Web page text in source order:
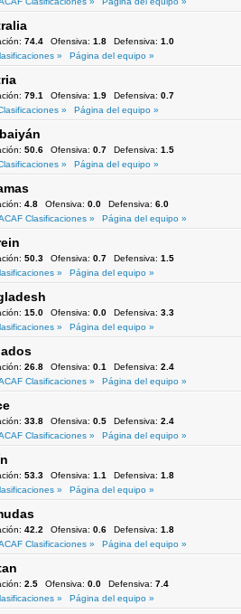
74.4 Ofensiva: 1.8 Defensiva: 1.0
»
Página del equipo »
79.1 Ofensiva: 1.9 Defensiva: 0.7
»
Página del equipo »
50.6 Ofensiva: 0.7 Defensiva: 1.5
»
Página del equipo »
4.8 Ofensiva: 0.0 Defensiva: 6.0
Clasificaciones »
Página del equipo »
50.3 Ofensiva: 0.7 Defensiva: 1.5
»
Página del equipo »
15.0 Ofensiva: 0.0 Defensiva: 3.3
»
Página del equipo »
26.8 Ofensiva: 0.1 Defensiva: 2.4
Clasificaciones »
Página del equipo »
33.8 Ofensiva: 0.5 Defensiva: 2.4
Clasificaciones »
Página del equipo »
53.3 Ofensiva: 1.1 Defensiva: 1.8
»
Página del equipo »
42.2 Ofensiva: 0.6 Defensiva: 1.8
Clasificaciones »
Página del equipo »
2.5 Ofensiva: 0.0 Defensiva: 7.4
»
Página del equipo »